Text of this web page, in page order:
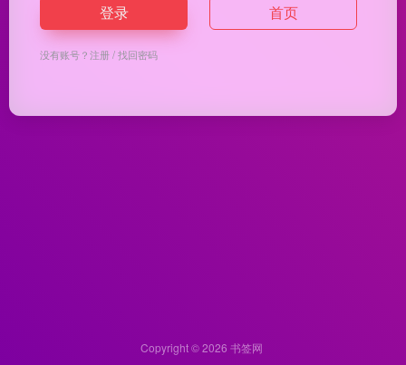
登录 首页
没有账号？注册/找回密码
Copyright © 2026 书签网